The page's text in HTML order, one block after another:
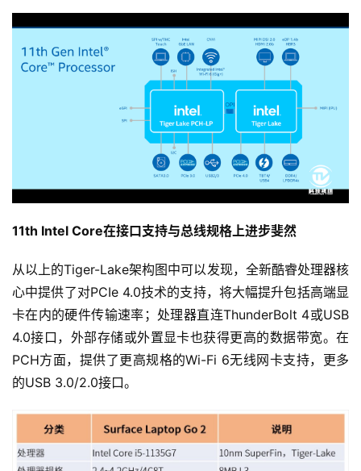
11th Intel Core在接口支持与总线规格上进步斐然
从以上的Tiger-Lake架构图中可以发现，全新酷睿处理器核
心中提供了对PCIe 4.0技术的支持，将大幅提升包括高端显
卡在内的硬件传输速率；处理器直连ThunderBolt 4或USB
4.0接口，外部存储或外置显卡也获得更高的数据带宽。在
PCH方面，提供了更高规格的Wi-Fi 6无线网卡支持，更多
的USB 3.0/2.0接口。